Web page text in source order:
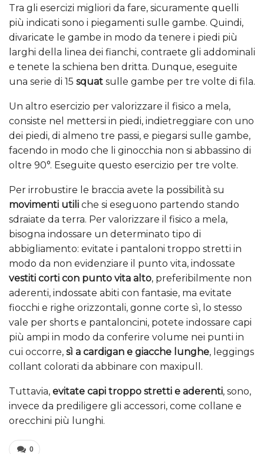
Tra gli esercizi migliori da fare, sicuramente quelli
più indicati sono i piegamenti sulle gambe. Quindi,
divaricate le gambe in modo da tenere i piedi più
larghi della linea dei fianchi, contraete gli addominali
e tenete la schiena ben dritta. Dunque, eseguite
una serie di 15 squat sulle gambe per tre volte di fila.
Un altro esercizio per valorizzare il fisico a mela,
consiste nel mettersi in piedi, indietreggiare con uno
dei piedi, di almeno tre passi, e piegarsi sulle gambe,
facendo in modo che li ginocchia non si abbassino di
oltre 90°. Eseguite questo esercizio per tre volte.
Per irrobustire le braccia avete la possibilità su
movimenti utili che si eseguono partendo stando
sdraiate da terra. Per valorizzare il fisico a mela,
bisogna indossare un determinato tipo di
abbigliamento: evitate i pantaloni troppo stretti in
modo da non evidenziare il punto vita, indossate
vestiti corti con punto vita alto, preferibilmente non
aderenti, indossate abiti con fantasie, ma evitate
fiocchi e righe orizzontali, gonne corte sì, lo stesso
vale per shorts e pantaloncini, potete indossare capi
più ampi in modo da conferire volume nei punti in
cui occorre, sì a cardigan e giacche lunghe, leggings
collant colorati da abbinare con maxipull.
Tuttavia, evitate capi troppo stretti e aderenti, sono,
invece da prediligere gli accessori, come collane e
orecchini più lunghi.
0